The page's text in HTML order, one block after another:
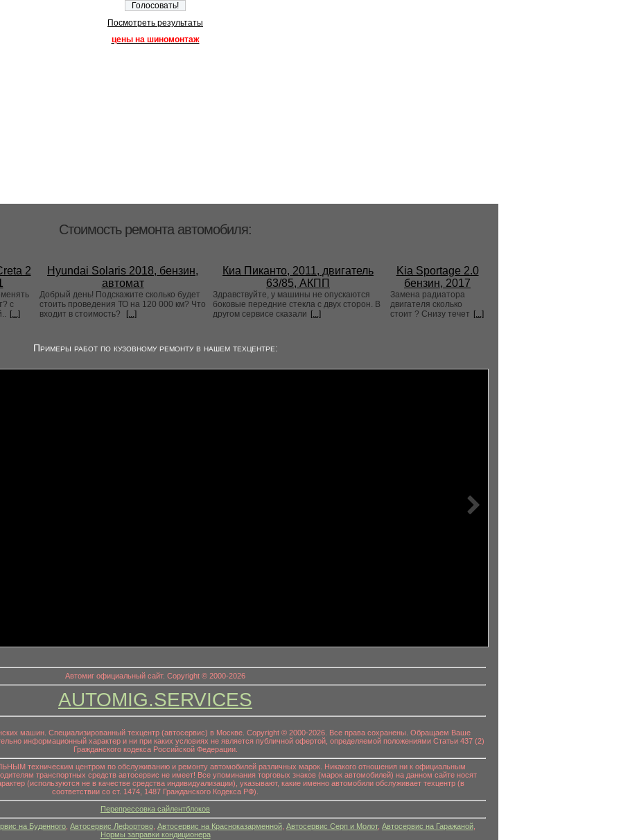
Посмотреть результаты
цены на шиномонтаж
Стоимость ремонта автомобиля:
2
с
[...]
Hyundai Solaris 2018, бензин,
автомат
Добрый день! Подскажите сколько будет
стоить проведения ТО на 120 000 км? Что
входит в стоимость?
[...]
Киа Пиканто, 2011, двигатель
63/85, АКПП
Здравствуйте, у машины не опускаются
боковые передние стекла с двух сторон. В
другом сервисе сказали [...]
Kia Sportage 2.0
бензин, 2017
Замена радиатора
двигателя сколько
стоит ? Снизу течет [...]
Примеры работ по кузовному ремонту в нашем техцентре:
Автомиг официальный сайт. Copyright © 2000-2026
AUTOMIG.SERVICES
машин. Специализированный техцентр (автосервис) в Москве. Copyright © 2000-2026. Все права сохранены. Обращаем Ваше
информационный характер и ни при каких условиях не является публичной офертой, определяемой положениями Статьи 437 (2)
Гражданского кодекса Российской Федерации.
техническим центром по обслуживанию и ремонту автомобилей различных марок. Никакого отношения ни к официальным
транспортных средств автосервис не имеет! Все упоминания торговых знаков (марок автомобилей) на данном сайте носят
(используются не в качестве средства индивидуализации), указывают, какие именно автомобили обслуживает техцентр (в
соответствии со ст. 1474, 1487 Гражданского Кодекса РФ).
Перепрессовка сайлентблоков
на Буденного Автосервис Лефортово Автосервис на Красноказарменной Автосервис Серп и Молот, Автосервис на Гаражаной
Нормы заправки кондиционера